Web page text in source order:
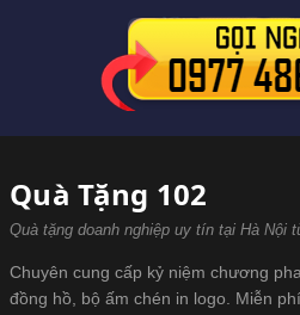
Quà Tặng 102
Quà tặng doanh nghiệp uy tín tại Hà Nội
Chuyên cung cấp kỷ niệm chương
đồng hồ, bộ ấm chén in logo. Miễn